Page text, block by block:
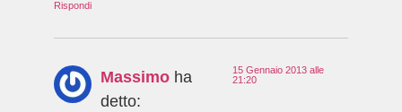
Rispondi
Massimo ha
detto:
15 Gennaio 2013 alle
21:20